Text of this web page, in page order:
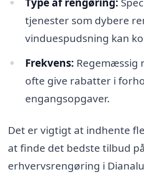
tjenester som dybere
vinduespudsning kan
Frekvens: Regemæssig
ofte give rabatter i
engangsopgaver.
Det er vigtigt at indhente
at finde det bedste tilbud på
erhvervsrengøring i